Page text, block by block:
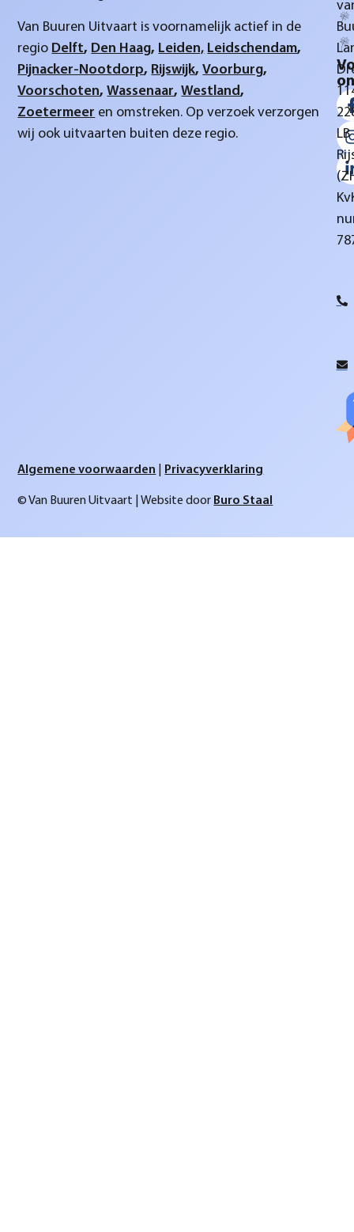
Van Buuren Uitvaart is voornamelijk actief in de
regio Delft, Den Haag, Leiden, Leidschendam,
Pijnacker-Nootdorp, Rijswijk,Voorburg,
Voorschoten,Wassenaar,Westland,
Zoetermeer en omstreken. Op verzoek verzorgen
wij ook uitvaarten buiten deze regio.
LB
© Van Buuren Uitvaart | Website door Buro Staal
Algemene voorwaarden Privacyverklaring